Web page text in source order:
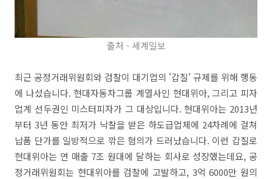
출처 - 세계일보
최근 공정거래위원회와 검찰이 대기업의 '갑질' 규제를 위해 행동
에 나섰습니다. 현대자동차그룹 계열사인 현대위아, 그리고 피자
업계 선두권인 미스터피자가 그 대상입니다. 현대위아는 2013년
부터 3년 동안 최저가 낙찰을 받은 하도급업체에 24차례에 걸쳐
납품 단가를 일방적으로 깎은 혐의가 드러났습니다. 이런 갑질로
현대위아는 연 매출 7조 원대에 달하는 회사로 성장했는데요, 공
정거래위원회는 현대위아를 검찰에 고발하고, 3억 6000만 원의